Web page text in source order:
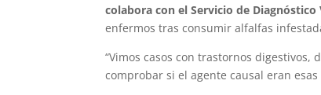
colabora con el Servicio de
enfermos tras consumir alfalfas
“Vimos casos con trastornos
comprobar si el agente causal eran